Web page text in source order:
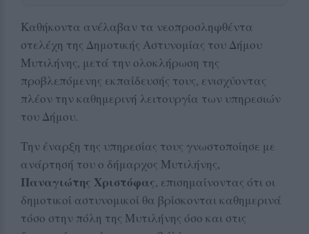
Καθήκοντα ανέλαβαν τα νεοπροσληφθέντα
στελέχη της Δημοτικής Αστυνομίας του Δήμου
Μυτιλήνης, μετά την ολοκλήρωση της
προβλεπόμενης εκπαίδευσής τους, ενισχύοντας
πλέον την καθημερινή λειτουργία των υπηρεσιών
του Δήμου.
Την έναρξη της υπηρεσίας τους γνωστοποίησε με
ανάρτησή του ο δήμαρχος Μυτιλήνης,
Παναγιώτης Χριστόφας, επισημαίνοντας ότι οι
δημοτικοί αστυνομικοί θα βρίσκονται καθημερινά
τόσο στην πόλη της Μυτιλήνης όσο και στις